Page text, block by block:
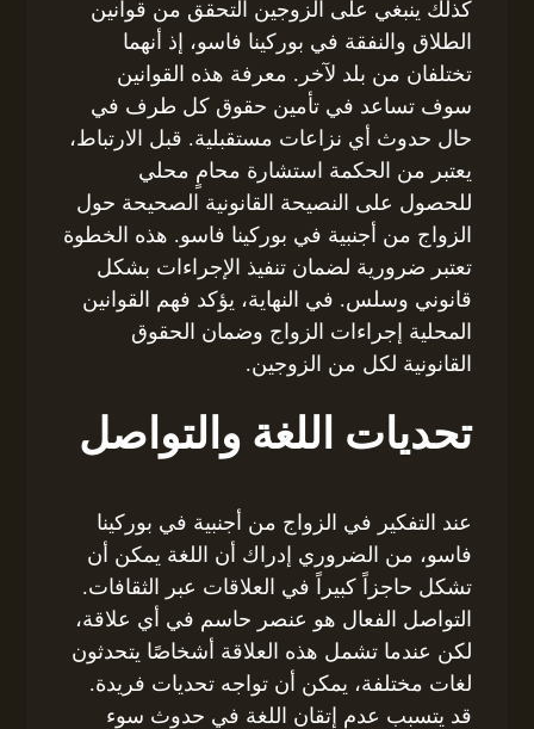
كذلك ينبغي على الزوجين التحقق من قوانين
الطلاق والنفقة في بوركينا فاسو، إذ أنهما
تختلفان من بلد لآخر. معرفة هذه القوانين
سوف تساعد في تأمين حقوق كل طرف في
حال حدوث أي نزاعات مستقبلية. قبل الارتباط،
يعتبر من الحكمة استشارة محامٍ محلي
للحصول على النصيحة القانونية الصحيحة حول
الزواج من أجنبية في بوركينا فاسو. هذه الخطوة
تعتبر ضرورية لضمان تنفيذ الإجراءات بشكل
قانوني وسلس. في النهاية، يؤكد فهم القوانين
المحلية إجراءات الزواج وضمان الحقوق
القانونية لكل من الزوجين.
تحديات اللغة والتواصل
عند التفكير في الزواج من أجنبية في بوركينا
فاسو، من الضروري إدراك أن اللغة يمكن أن
تشكل حاجزاً كبيراً في العلاقات عبر الثقافات.
التواصل الفعال هو عنصر حاسم في أي علاقة،
لكن عندما تشمل هذه العلاقة أشخاصًا يتحدثون
لغات مختلفة، يمكن أن تواجه تحديات فريدة.
قد يتسبب عدم إتقان اللغة في حدوث سوء